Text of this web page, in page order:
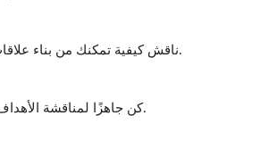
ناقش كيفية تمكنك من بناء علاقات طويلة الأمد مع العملاء في وظائفك السابقة. حاول توضيح كيف ساعدت هذه العلاقات في تحقيق أهداف المبيعات.
كن جاهزًا لمناقشة الأهداف المالية وكيف يمكنك المساهمة في تحقيقها. أظهر قدرتك على إدارة الوقت والموارد لتحقيق أفضل النتائج الممكنة.